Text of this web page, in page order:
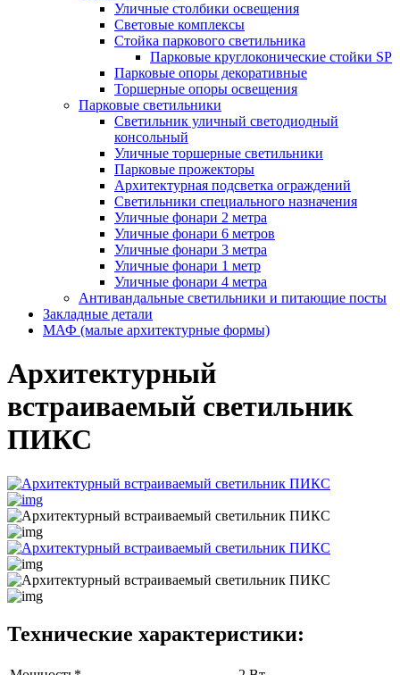
Уличные столбики освещения
Световые комплексы
Стойка паркового светильника
Парковые круглоконические стойки SP
Парковые опоры декоративные
Торшерные опоры освещения
Парковые светильники
Светильник уличный светодиодный
консольный
Уличные торшерные светильники
Парковые прожекторы
Архитектурная подсветка ограждений
Светильники специального назначения
Уличные фонари 2 метра
Уличные фонари 6 метров
Уличные фонари 3 метра
Уличные фонари 1 метр
Уличные фонари 4 метра
Антивандальные светильники и питающие посты
Закладные детали
МАФ (малые архитектурные формы)
Архитектурный
встраиваемый светильник
ПИКС
Технические характеристики: